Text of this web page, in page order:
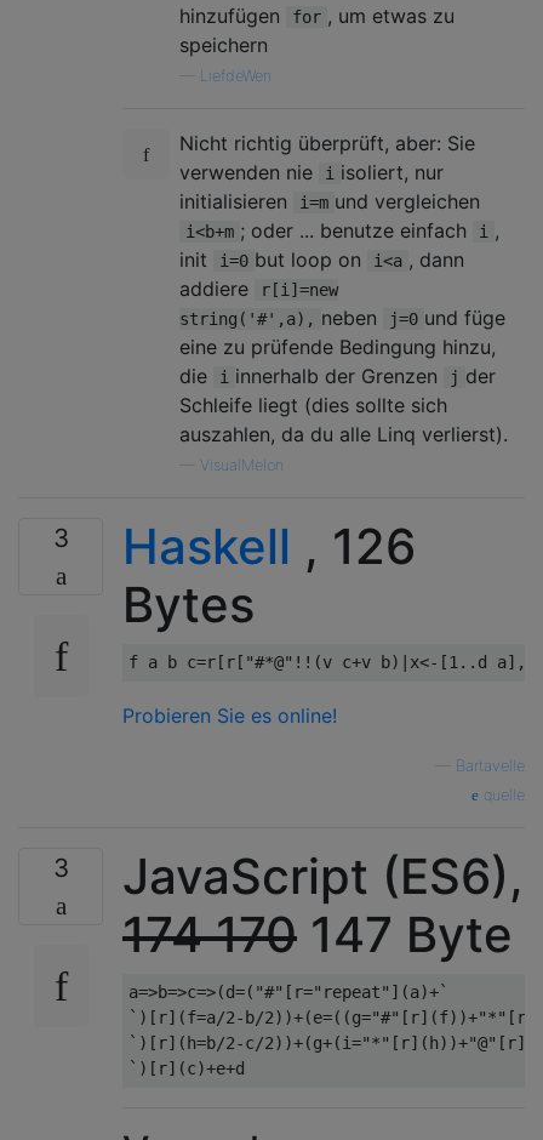
hinzufügen
for , um etwas zu
speichern
LiefdeWen
Nicht richtig überprüft, aber: Sie
verwenden nie
i isoliert, nur
initialisieren
i=m und vergleichen
i<b+m ; oder ... benutze einfach i ,
init
i=0 but loop on i<a , dann
addiere
r[i]=new
string('#',a), neben j=0 und füge
eine zu prüfende Bedingung hinzu,
die
i innerhalb der Grenzen j der
Schleife liegt (dies sollte sich
auszahlen, da du alle Linq verlierst).
VisualMelon
3 Haskell , 126
Bytes
f a b c=r [ r [ "#*@" !!(v c+v b)| x<-[1 .. d a],
Probieren Sie es online!
Bartavelle
quelle
3
JavaScript (ES6),
174170 147 Byte
a=>b=>c=>(d=("#"[r="repeat"](a)+`
`)[r](f=a/2-b/
`)[r](h=b/2-c/